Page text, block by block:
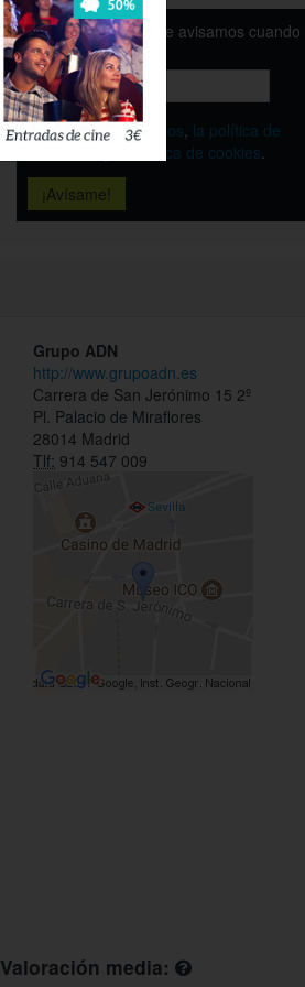
Déjanos tu email y te avisamos cuando
esté disponible
Acepto los términos, la política de
la política de cookies.
Grupo ADN
http://www.grupoadn.es
Carrera de San Jerónimo 15 2º
Pl. Palacio de Miraflores
28014 Madrid
Tlf: 914 547 009
Valoración media: